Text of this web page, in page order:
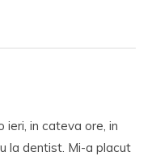
in cateva ore, in
la dentist. Mi-a placut